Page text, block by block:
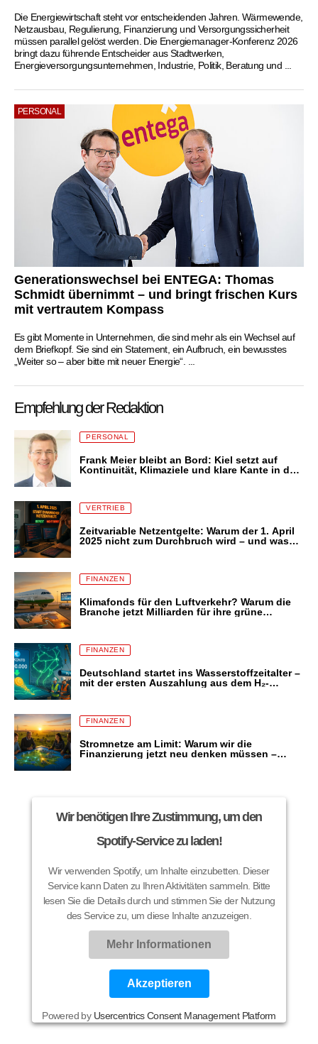
Die Energiewirtschaft steht vor entscheidenden Jahren. Wärmewende,
Netzausbau, Regulierung, Finanzierung und Versorgungssicherheit
müssen parallel gelöst werden. Die Energiemanager-Konferenz 2026
bringt dazu führende Entscheider aus Stadtwerken,
Energieversorgungsunternehmen, Industrie, Politik, Beratung und ...
PERSONAL
Generationswechsel bei ENTEGA: Thomas
Schmidt übernimmt – und bringt frischen Kurs
mit vertrautem Kompass
Es gibt Momente in Unternehmen, die sind mehr als ein Wechsel auf
dem Briefkopf. Sie sind ein Statement, ein Aufbruch, ein bewusstes
„Weiter so – aber bitte mit neuer Energie“. ...
Empfehlung der Redaktion
PERSONAL
Frank Meier bleibt an Bord: Kiel setzt auf
Kontinuität, Klimaziele und klare Kante in der
VERTRIEB
Zeitvariable Netzentgelte: Warum der 1. April
2025 nicht zum Durchbruch wird – und was
FINANZEN
Klimafonds für den Luftverkehr? Warum die
Branche jetzt Milliarden für ihre grüne
FINANZEN
Deutschland startet ins Wasserstoffzeitalter –
mit der ersten Auszahlung aus dem H₂-
FINANZEN
Stromnetze am Limit: Warum wir die
Finanzierung jetzt neu denken müssen –
Wir benötigen Ihre Zustimmung, um den
Spotify-Service zu laden!
Wir verwenden Spotify, um Inhalte einzubetten. Dieser
Service kann Daten zu Ihren Aktivitäten sammeln. Bitte
lesen Sie die Details durch und stimmen Sie der Nutzung
des Service zu, um diese Inhalte anzuzeigen.
Mehr Informationen
Akzeptieren
Powered by Usercentrics Consent Management Platform